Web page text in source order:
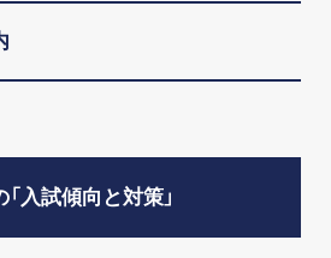
入試傾向と対策」